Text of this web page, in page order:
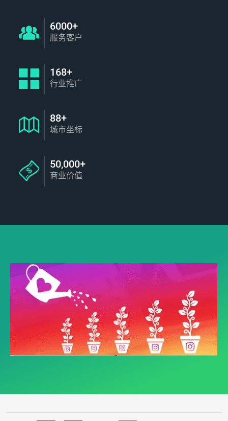
6000+
服务客户
168+
行业推广
88+
城市坐标
50,000+
商业价值